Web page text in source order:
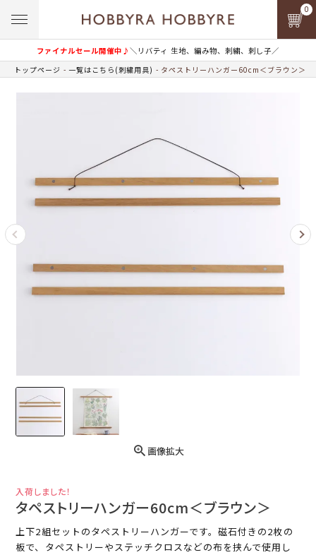
ファイナルセール開催中♪＼リバティ 生地、編み物、刺繍、刺し子／
0
トップページ 一覧はこちら(刺繍用具) タペストリーハンガー60cm＜ブラウン＞
画像拡大
入荷しました！
タペストリーハンガー60cm＜ブラウン＞
上下2組セットのタペストリーハンガーです。磁石付きの2枚の
板で、タペストリーやステッチクロスなどの布を挟んで使用し